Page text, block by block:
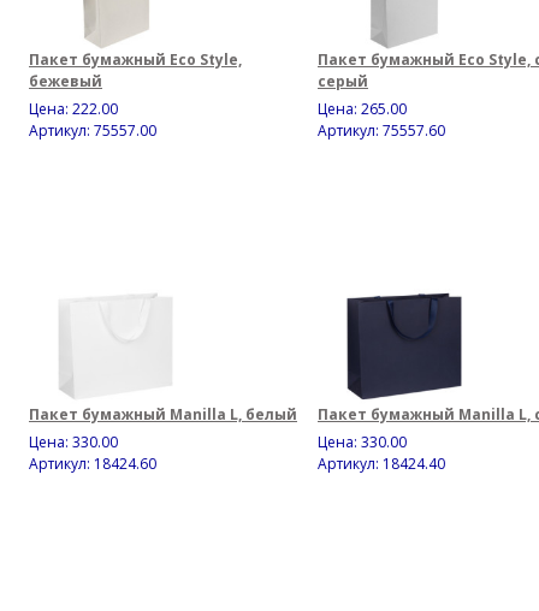
Пакет бумажный Eco Style,
бежевый
Цена: 222.00
Артикул: 75557.00
Пакет бумажный Eco Style,
серый
Цена: 265.00
Артикул: 75557.60
Пакет бумажный Manilla L, белый
Цена: 330.00
Артикул: 18424.60
Пакет бумажный Manilla L,
Цена: 330.00
Артикул: 18424.40